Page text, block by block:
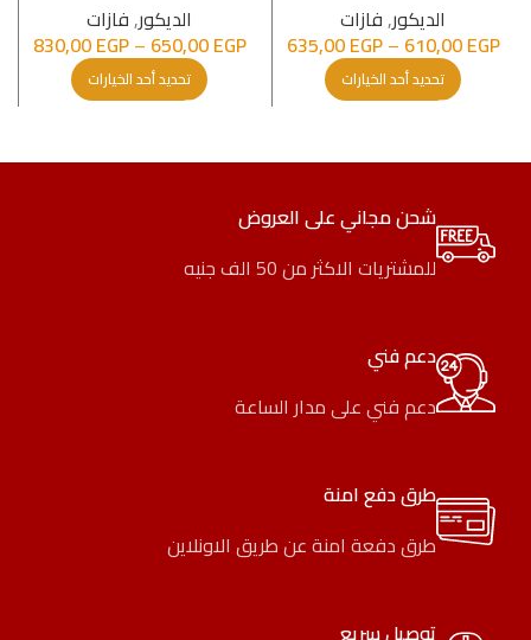
الدیكور,فازات
610,00EGP
–
635,00EGP
تحديد أحد الخيارات
الدیكور,فازات
650,00EGP
–
830,00EGP
تحديد أحد الخيارات
شحن مجاني على العروض
للمشتريات الاكثر من 50 الف جنيه
دعم فني
دعم فني على مدار الساعة
طرق دفع امنة
طرق دفعة امنة عن طريق الاونلاين
توصيل سريع